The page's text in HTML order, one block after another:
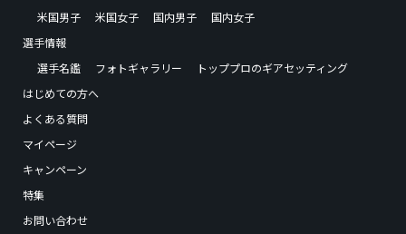
米国男子
米国女子 国内男子
国内女子
選手情報
選手名鑑
フォトギャラリー
トッププロのギアセッティング
はじめての方へ
よくある質問
マイページ
キャンペーン
特集
お問い合わせ